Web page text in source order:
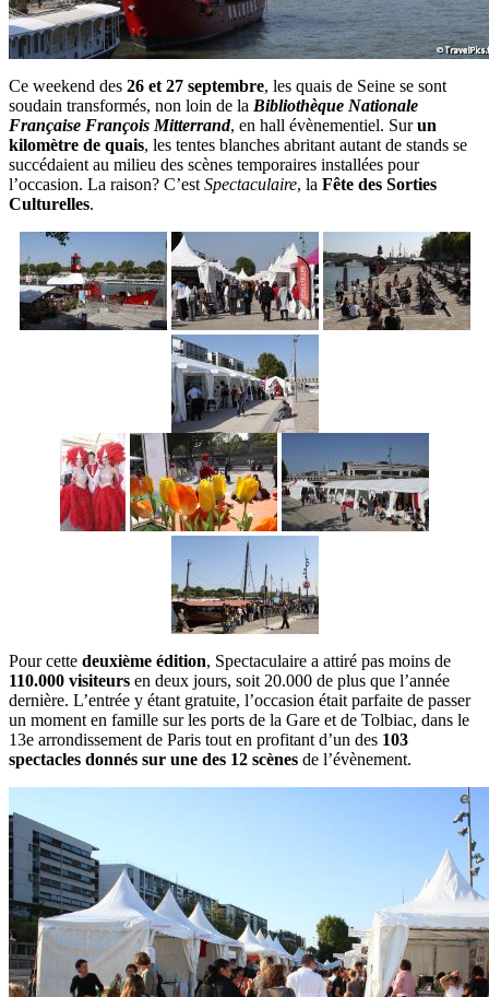
Ce weekend des 26 et 27 septembre, les quais de Seine se sont
soudain transformés, non loin de la Bibliothèque Nationale
Française François Mitterrand, en hall évènementiel. Surun
kilomètre de quais, les tentes blanches abritant autant de stands se
succédaient au milieu des scènes temporaires installées pour
l’occasion. La raison? C’est Spectaculaire, la Fête des Sorties
Culturelles.
Pour cette deuxième édition, Spectaculaire a attiré pas moins de
110.000 visiteurs en deux jours, soit 20.000 de plus que l’année
dernière. L’entrée y étant gratuite, l’occasion était parfaite de passer
un moment en famille sur les ports de la Gare et de Tolbiac, dans le
13e arrondissement de Paris tout en profitant d’un des 103
spectacles donnés sur une des 12 scènes de l’évènement.